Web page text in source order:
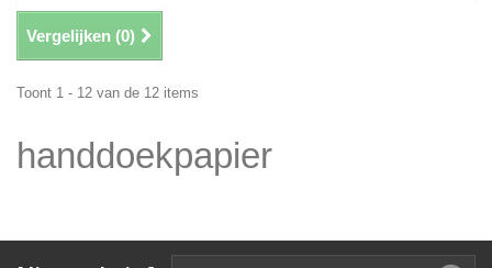
Vergelijken (0)
Toont 1 - 12 van de 12 items
handdoekpapier